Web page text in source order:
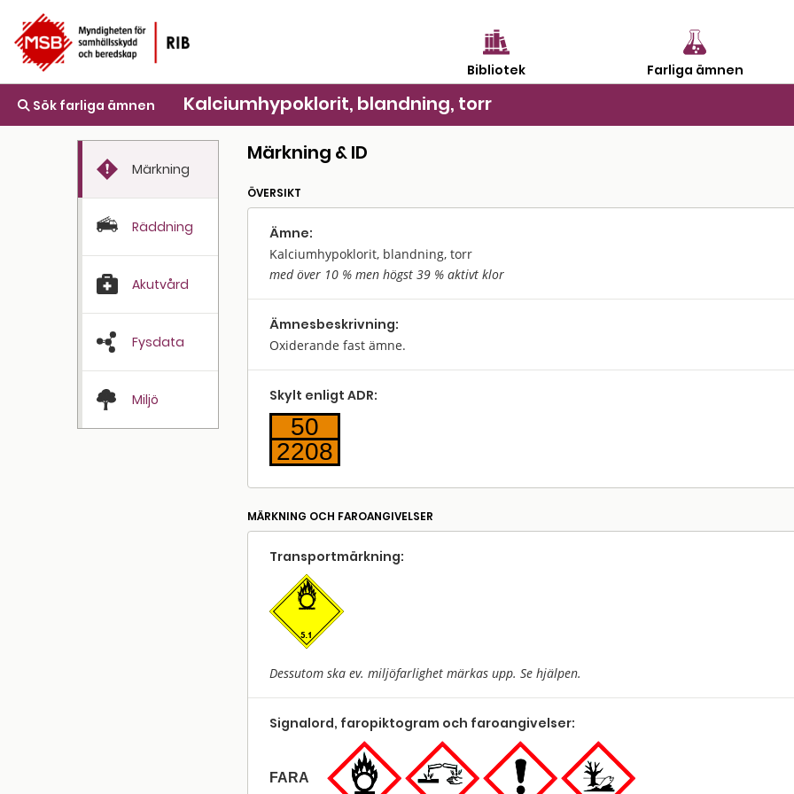
Bibliotek Farliga ämnen
Sök farliga ämnen Kalciumhypoklorit, blandning, torr
Märkning
Räddning
Akutvård
Fysdata
Miljö
Märkning & ID
ÖVERSIKT
Ämne:
Kalciumhypoklorit, blandning, torr
med över 10 % men högst 39 % aktivt klor
Ämnes­beskrivning:
Oxiderande fast ämne.
Skylt enligt ADR:
50
2208
MÄRKNING OCH FAROANGIVELSER
Transport­märkning:
Dessutom ska ev. miljöfarlighet märkas upp. Se hjälpen.
Signalord, faropiktogram och faroangivelser:
FARA